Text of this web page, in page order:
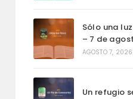
Sólo una
– 7 de
AGOSTO 7, 2026
Un refugio